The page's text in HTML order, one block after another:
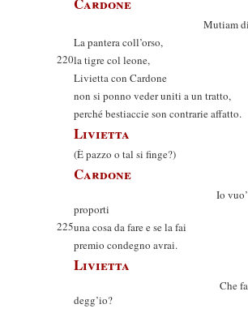
Mutiam
La pantera coll’orso,
220la tigre col leone,
Livietta con Cardone
non si ponno veder uniti a un tratto,
perché bestiaccie son contrarie affatto.
Livietta
(È pazzo o tal si finge?)
Cardone
Io vuo’
proporti
225una cosa da fare e se la fai
premio condegno avrai.
Livietta
Che
degg’io?